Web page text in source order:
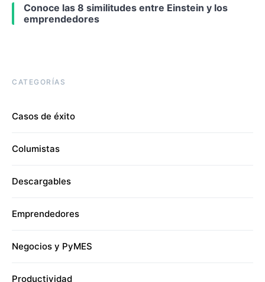
Conoce las 8 similitudes entre Einstein y los
emprendedores
CATEGORÍAS
Casos de éxito
Columistas
Descargables
Emprendedores
Negocios y PyMES
Productividad